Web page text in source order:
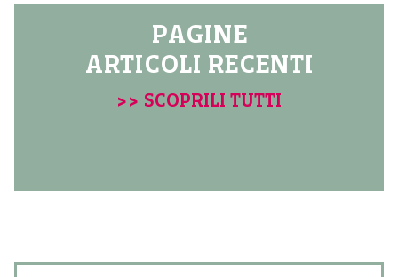
PAGINE
ARTICOLI RECENTI
>> SCOPRILI TUTTI